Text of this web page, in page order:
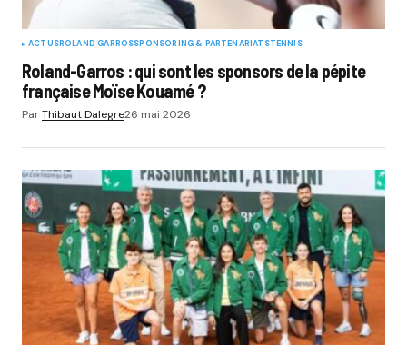
ACTUSROLAND GARROSSPONSORING & PARTENARIATSTENNIS
Roland-Garros : qui sont les sponsors de la pépite
française Moïse Kouamé ?
ParThibaut Dalegre26 mai 2026